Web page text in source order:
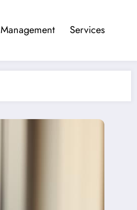
Management Services